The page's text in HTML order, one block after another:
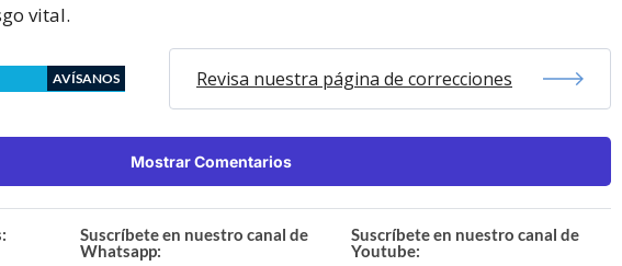
vital.
AVÍSANOS Revisa nuestra página de correcciones
Mostrar Comentarios
Suscríbete en nuestro canal de
Whatsapp:
Suscríbete en nuestro canal de
Youtube: